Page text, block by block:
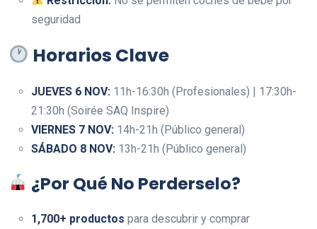
seguridad
Horarios Clave
JUEVES 6 NOV: 11h-16:30h (Profesionales) | 17:30h-
21:30h (Soirée SAQ Inspire)
VIERNES 7 NOV: 14h-21h (Público general)
SÁBADO 8 NOV: 13h-21h (Público general)
¿Por Qué No Perderselo?
1,700+ productos para descubrir y comprar